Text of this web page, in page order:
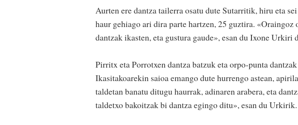
Aurten ere dantza tailerra osatu dute Sutarritik, hiru eta
haur gehiago ari dira parte hartzen, 25 guztira.
dantzak ikasten, eta gustura gaude», esan du Ixone Urkiri
Pirritx eta Porrotxen dantza batzuk eta orpo-punta
Ikasitakoarekin saioa emango dute hurrengo astean,
taldetan banatu ditugu haurrak, adinaren arabera, eta
taldetxo bakoitzak bi dantza egingo ditu», esan du Urkirik.